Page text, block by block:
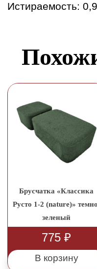
Истираемость:
Брусчатка «Классика
Русто 1-2 (nature)»
зеленый
775₽
В корзину